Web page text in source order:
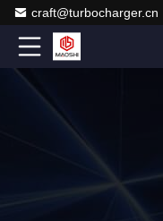
craft@turbocharger.cn